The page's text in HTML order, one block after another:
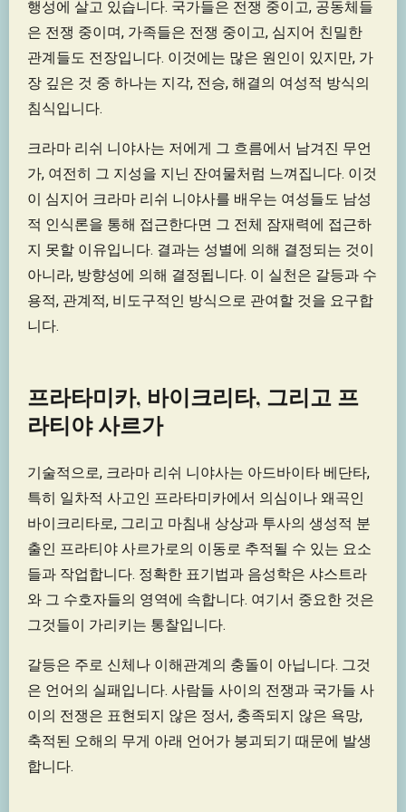
행성에 살고 있습니다. 국가들은 전쟁 중이고, 공동체들
은 전쟁 중이며, 가족들은 전쟁 중이고, 심지어 친밀한
관계들도 전장입니다. 이것에는 많은 원인이 있지만, 가
장 깊은 것 중 하나는 지각, 전승, 해결의 여성적 방식의
침식입니다.
크라마 리쉬 니야사는 저에게 그 흐름에서 남겨진 무언
가, 여전히 그 지성을 지닌 잔여물처럼 느껴집니다. 이것
이 심지어 크라마 리쉬 니야사를 배우는 여성들도 남성
적 인식론을 통해 접근한다면 그 전체 잠재력에 접근하
지 못할 이유입니다. 결과는 성별에 의해 결정되는 것이
아니라, 방향성에 의해 결정됩니다. 이 실천은 갈등과 수
용적, 관계적, 비도구적인 방식으로 관여할 것을 요구합
니다.
프라타미카, 바이크리타, 그리고 프
라티야 사르가
기술적으로, 크라마 리쉬 니야사는 아드바이타 베단타,
특히 일차적 사고인 프라타미카에서 의심이나 왜곡인
바이크리타로, 그리고 마침내 상상과 투사의 생성적 분
출인 프라티야 사르가로의 이동로 추적될 수 있는 요소
들과 작업합니다. 정확한 표기법과 음성학은 샤스트라
와 그 수호자들의 영역에 속합니다. 여기서 중요한 것은
그것들이 가리키는 통찰입니다.
갈등은 주로 신체나 이해관계의 충돌이 아닙니다. 그것
은 언어의 실패입니다. 사람들 사이의 전쟁과 국가들 사
이의 전쟁은 표현되지 않은 정서, 충족되지 않은 욕망,
축적된 오해의 무게 아래 언어가 붕괴되기 때문에 발생
합니다.